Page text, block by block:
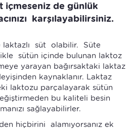
içmeseniz de günlük
karşılayabilirsiniz.
süt olabilir. Süte
sütün içinde bulunan laktoz
yarayan bağırsaktaki laktaz
kaynaklanır. Laktaz
laktozu parçalayarak sütün
bu kaliteli besin
sağlayabilirler.
hiçbirini alamıyorsanız ek